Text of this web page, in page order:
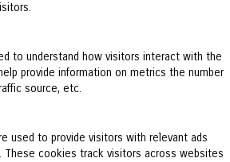
to understand how visitors interact with the
provide information on metrics the number
source, etc.
used to provide visitors with relevant ads
These cookies track visitors across websites